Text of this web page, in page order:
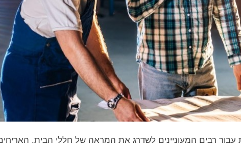
עבור רבים המעוניינים לשדרג את המראה של חללי הבית.